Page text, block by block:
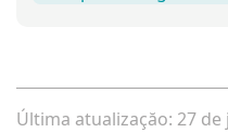
Última atualizaçăo: 27 de